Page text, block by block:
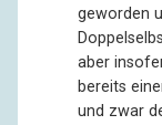
geworden
aber
bereits
und zwar